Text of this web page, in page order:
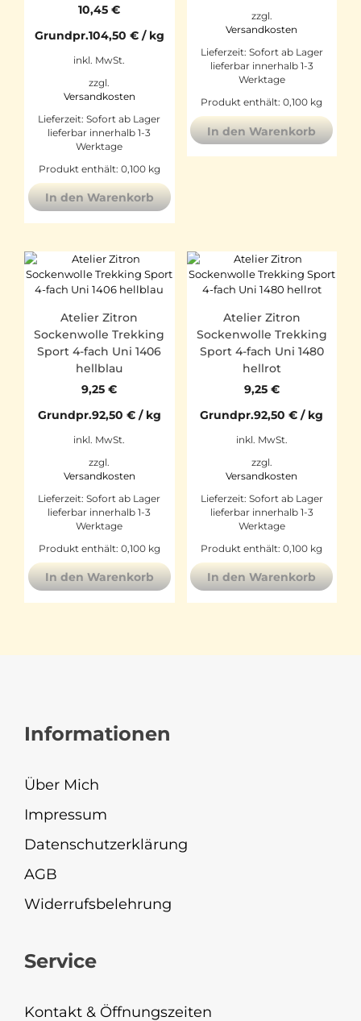
10,45€
Grundpr.104,50 €/ kg
inkl. MwSt.
zzgl.
Versandkosten
Lieferzeit:Sofort ab Lager
lieferbar innerhalb 1-3
Werktage
Produkt enthält: 0,100 kg
In den Warenkorb
zzgl.
Versandkosten
Lieferzeit: Sofort ab Lager
lieferbar innerhalb 1-3
Werktage
Produkt enthält: 0,100 kg
In den Warenkorb
Atelier Zitron
Sockenwolle Trekking
Sport 4-fach Uni 1406
hellblau
9,25€
Grundpr.92,50 €/ kg
inkl. MwSt.
zzgl.
Versandkosten
Lieferzeit:Sofort ab Lager
lieferbar innerhalb 1-3
Werktage
Produkt enthält: 0,100 kg
In den Warenkorb
Atelier Zitron
Sockenwolle Trekking
Sport 4-fach Uni 1480
hellrot
9,25 €
Grundpr.92,50€ / kg
inkl. MwSt.
zzgl.
Versandkosten
Lieferzeit: Sofort ab Lager
lieferbar innerhalb 1-3
Werktage
Produkt enthält: 0,100 kg
In den Warenkorb
Informationen
Über Mich
Impressum
Datenschutzerklärung
AGB
Widerrufsbelehrung
Service
Kontakt & Öffnungszeiten